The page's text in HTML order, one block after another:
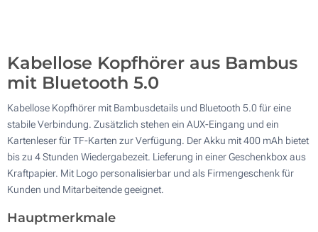
Kabellose Kopfhörer aus Bambus
mit Bluetooth 5.0
Kabellose Kopfhörer mit Bambusdetails und Bluetooth 5.0 für eine
stabile Verbindung. Zusätzlich stehen ein AUX-Eingang und ein
Kartenleser für TF-Karten zur Verfügung. Der Akku mit 400 mAh bietet
bis zu 4 Stunden Wiedergabezeit. Lieferung in einer Geschenkbox aus
Kraftpapier. Mit Logo personalisierbar und als Firmengeschenk für
Kunden und Mitarbeitende geeignet.
Hauptmerkmale